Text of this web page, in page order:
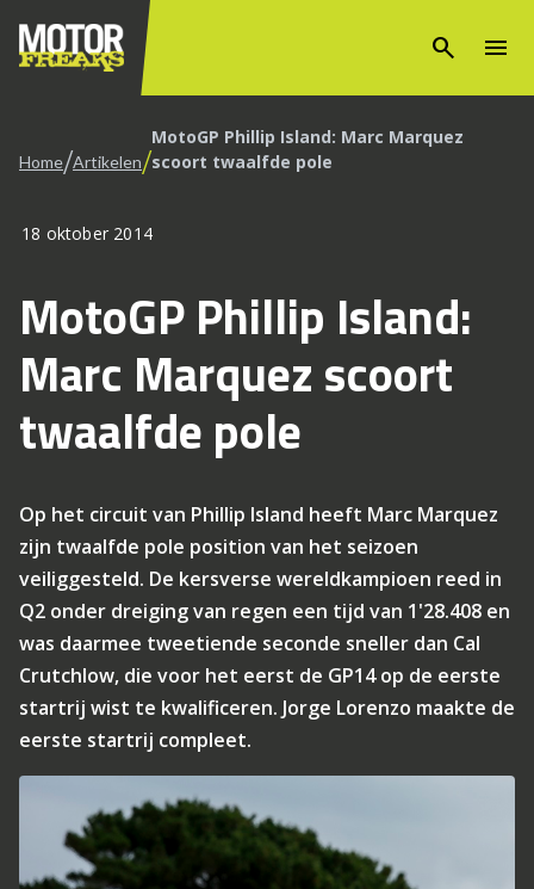
search menu
Home/Artikelen/MotoGP Phillip Island: Marc Marquez
scoort twaalfde pole
18 oktober 2014
MotoGP Phillip Island:
Marc Marquez scoort
twaalfde pole
Op het circuit van Phillip Island heeft Marc Marquez
zijn twaalfde pole position van het seizoen
veiliggesteld. De kersverse wereldkampioen reed in
Q2 onder dreiging van regen een tijd van 1'28.408 en
was daarmee tweetiende seconde sneller dan Cal
Crutchlow, die voor het eerst de GP14 op de eerste
startrij wist te kwalificeren. Jorge Lorenzo maakte de
eerste startrij compleet.